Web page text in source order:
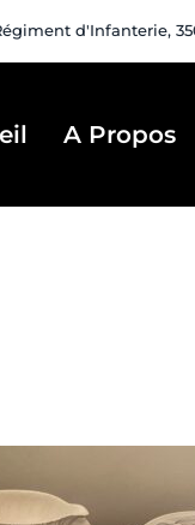
d'Infanterie,
A Propos